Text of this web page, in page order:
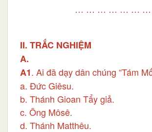
… … … … … … …
II. TRẮC NGHIỆM
A.
A1. Ai đã dạy dân chúng “Tám
a. Đức Giêsu.
b. Thánh Gioan Tẩy giả.
c. Ông Môsê.
d. Thánh Matthêu.